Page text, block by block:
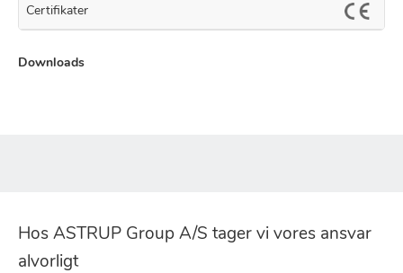
Certifikater
Downloads
Hos ASTRUP Group A/S tager vi vores ansvar
alvorligt